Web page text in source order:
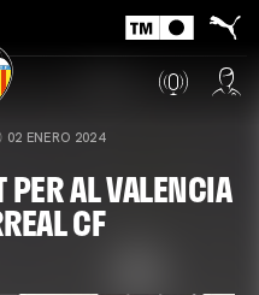
02 ENERO 2024
PER AL VALENCIA
CF